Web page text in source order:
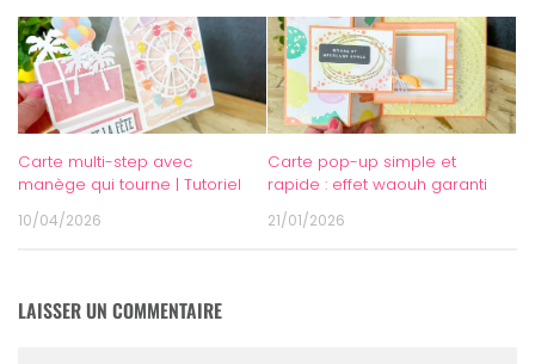
Carte multi-step avec
manège qui tourne | Tutoriel
10/04/2026
Carte pop-up simple et
rapide : effet waouh garanti
21/01/2026
LAISSER UN COMMENTAIRE